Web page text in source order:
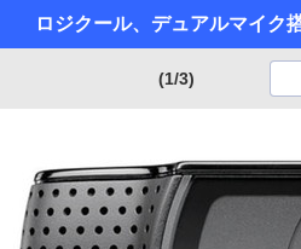
ロジクール、デュアルマイク
(1/3)